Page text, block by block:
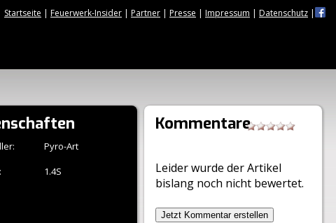
Startseite | Feuerwerk-Insider | Partner | Presse | Impressum | Datenschutz |
Pyro-Art
1.4S
Kommentare
Leider wurde der Artikel
bislang noch nicht bewertet.
Jetzt Kommentar erstellen